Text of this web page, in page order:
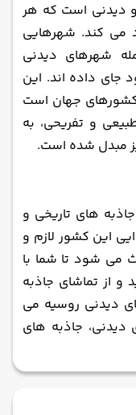
و دیدنی است که هر
می ‌کند. شهرهایی
شهرهای دیدنی
جای داده اند. این
کشورهای جهان است
و تفریحی، به
مبدل شده است.
‌های تاریخی و
این کشور لازم و
می ‌شود تا شما با
و از تماشای جاذبه‌
دیدنی روسیه می
دیدنی، جاذبه‌ های